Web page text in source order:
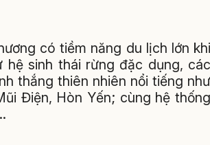
có tiềm năng du lịch lớn khi
sinh thái rừng đặc dụng, các
thắng thiên nhiên nổi tiếng như
Điện, Hòn Yến; cùng hệ thống